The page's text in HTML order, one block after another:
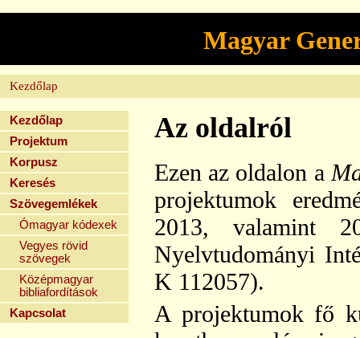
Magyar
Kezdőlap
Kezdőlap
Projektum
Korpusz
Keresés
Szövegemlékek
Ómagyar kódexek
Vegyes rövid
szövegek
Középmagyar
bibliafordítások
Kapcsolat
Az oldalról
Ezen az oldalon a
projektumok
2013, valamint
Nyelvtudományi
K 112057).
A projektumok fő